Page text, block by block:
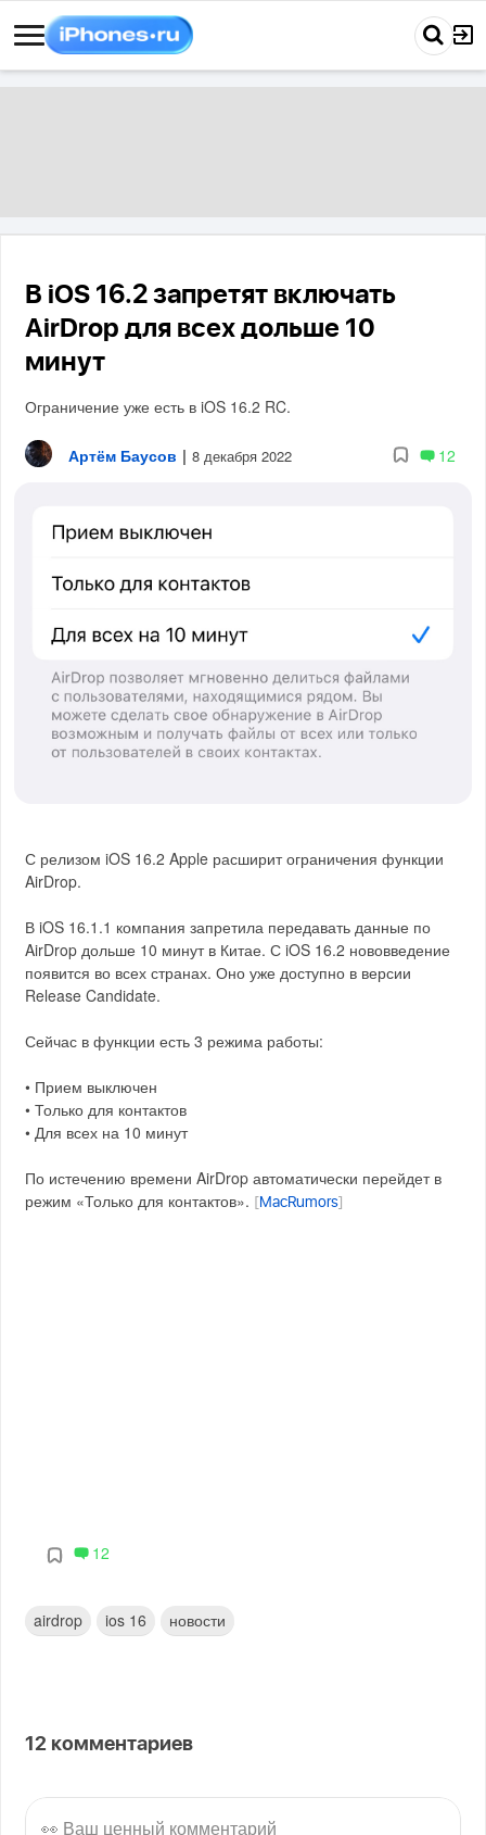
В iOS 16.2 запретят включать
AirDrop для всех дольше 10
минут
Ограничение уже есть в iOS 16.2 RC.
Артём Баусов | 8 декабря 2022 12
С релизом iOS 16.2 Apple расширит ограничения функции
AirDrop.
В iOS 16.1.1 компания запретила передавать данные по
AirDrop дольше 10 минут в Китае. С iOS 16.2 нововведение
появится во всех странах. Оно уже доступно в версии
Release Candidate.
Сейчас в функции есть 3 режима работы:
• Прием выключен
• Только для контактов
• Для всех на 10 минут
По истечению времени AirDrop автоматически перейдет в
режим «Только для контактов».
MacRumors
12
airdrop ios 16 новости
12 комментариев